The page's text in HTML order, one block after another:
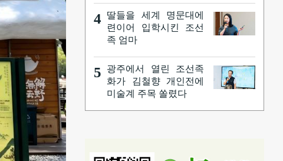
준공
4
딸들을 세계 명문대에
련이어 입학시킨 조선
족 엄마
5
광주에서 열린 조선족
화가 김철향 개인전에
미술계 주목 쏠렸다